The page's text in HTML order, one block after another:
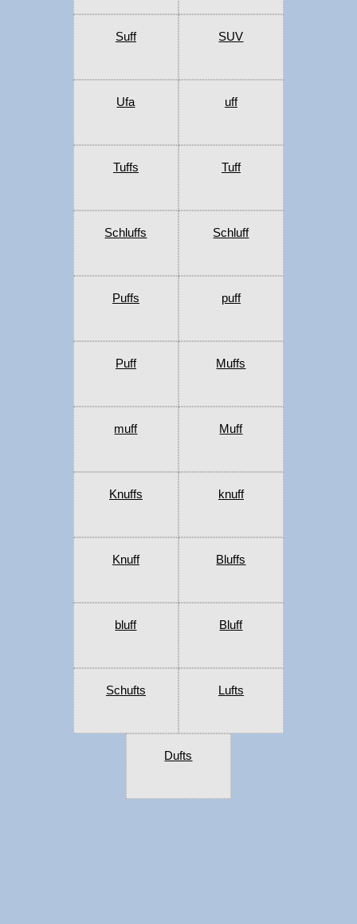
Suff SUV
Ufa uff
Tuffs Tuff
Schluffs Schluff
Puffs puff
Puff Muffs
muff Muff
Knuffs knuff
Knuff Bluffs
bluff Bluff
Schufts Lufts
Dufts